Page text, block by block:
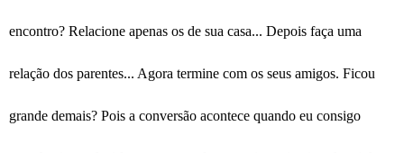
encontro? Relacione apenas os de sua casa... Depois faça uma
relação dos parentes... Agora termine com os seus amigos. Ficou
grande demais? Pois a conversão acontece quando eu consigo